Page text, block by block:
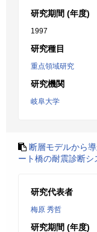
研究期間 (年度)
1997
研究種目
重点領域研究
研究機関
岐阜大学
断層モデルから
ート橋の耐震診断シ
研究代表者
梅原 秀哲
研究期間 (年度)